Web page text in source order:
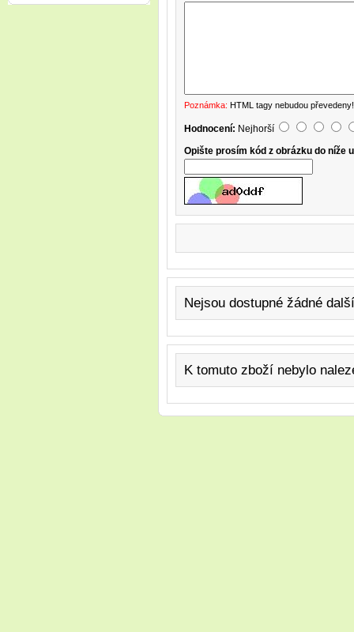
Poznámka: HTML tagy nebudou převedeny!
Hodnocení: Nejhorší
Opište prosím kód z obrázku do níže
Nejsou dostupné žádné
K tomuto zboží nebylo